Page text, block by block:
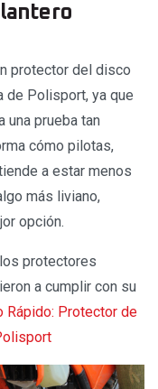
protector del disco
de Polisport, ya que
una prueba tan
cómo pilotas,
a estar menos
más liviano,
opción.
protectores
a cumplir con su
Rápido: Protector de